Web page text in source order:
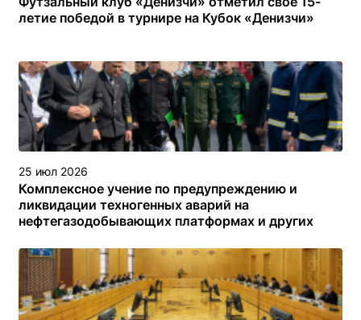
летие победой в турнире на Кубок «Денизчи»
25 июл 2026
Комплексное учение по предупреждению и
ликвидации техногенных аварий на
нефтегазодобывающих платформах и других
туркменском секторе Каспийского моря